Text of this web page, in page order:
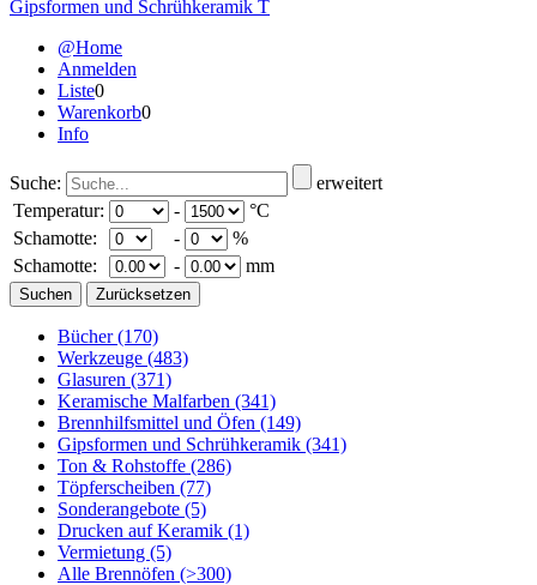
@Home
Anmelden
Liste0
Warenkorb0
Info
Suche:
erweitert
Temperatur:
-
°C
Schamotte:
-
%
Schamotte:
- mm
Bücher(170)
Werkzeuge (483)
Glasuren (371)
Keramische Malfarben (341)
Brennhilfsmittel und Öfen (149)
Gipsformen und Schrühkeramik (341)
Ton & Rohstoffe (286)
Töpferscheiben (77)
Sonderangebote (5)
Drucken auf Keramik (1)
Vermietung (5)
Alle Brennöfen (>300)